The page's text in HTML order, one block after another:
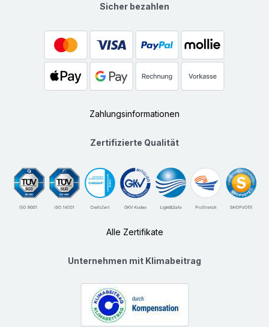
Sicher bezahlen
Zahlungsinformationen
Zertifizierte Qualität
Alle Zertifikate
Unternehmen mit Klimabeitrag